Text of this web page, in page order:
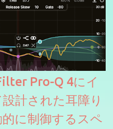
Pro-Q 4にイ
計された耳障り
に制御するスペ